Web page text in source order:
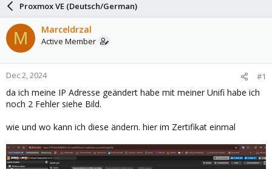
a
d
s
t
a
r
e
r
r
d
a
e
Proxmox VE (Deutsch/German)
M Marceldrzal
Active Member
Dec 2, 2024 #1
da ich meine IP Adresse geändert habe mit meiner Unifi habe ich
noch 2 Fehler siehe Bild.
wie und wo kann ich diese ändern. hier im Zertifikat einmal